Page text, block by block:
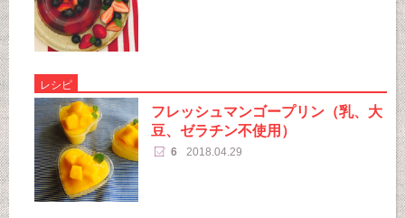
レシピ
フレッシュマンゴープリン（乳、大
豆、ゼラチン不使用）
6 2018.04.29